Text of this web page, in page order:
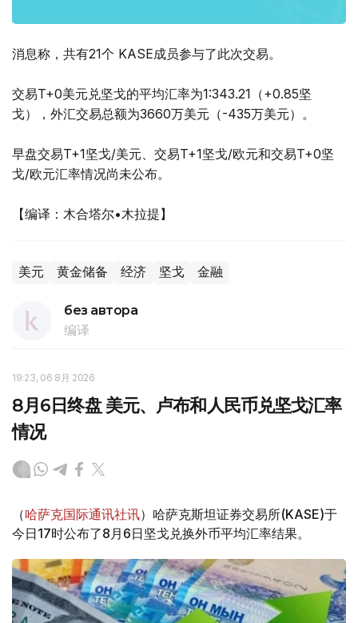
消息称，共有21个 KASE成员参与了此次交易。
交易T+0美元兑坚戈的平均汇率为1:343.21（+0.85坚
戈），外汇交易总额为3660万美元（-435万美元）。
早盘交易T+1坚戈/美元、交易T+1坚戈/欧元和交易T+0坚
戈/欧元汇率情况尚未公布。
【编译：木合塔尔•木拉提】
美元 黄金储备 经济 坚戈 金融
без автора
编译
19:23, 06 8月 2026
8月6日终盘 美元、卢布和人民币兑坚戈汇率
情况
（哈萨克国际通讯社讯）哈萨克斯坦证券交易所(KASE)于
今日17时公布了8月6日坚戈兑换外币平均汇率结果。